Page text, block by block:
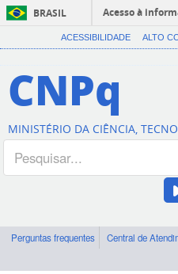
BRASIL
Acesso à
ACESSIBILIDADE ALTO
CNPq
MINISTÉRIO DA CIÊNCIA,
Perguntas frequentes Central de